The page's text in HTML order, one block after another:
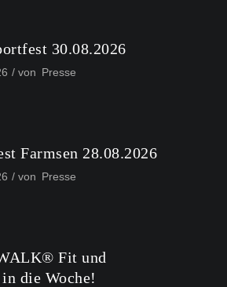
30.08.2026
von Presse
Farmsen 28.08.2026
von Presse
Fit und
die Woche!